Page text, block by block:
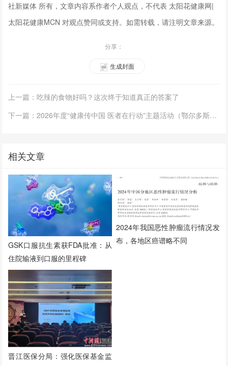
社新媒体 所有，文章内容系作者个人观点，不代表 太阳花健康网|
太阳花健康MCN 对观点赞同或支持。如需转载，请注明文章来源。
分享：
生成封面
上一篇：吃辣的食物好吗？这次终于知道真正的答案了
下一篇：2026年度“健康传中国 医者在行动”主题活动（鄂尔多斯站）科普专项行动举办
相关文章
GSK口服抗生素获FDA批准：从
住院输液到口服的里程碑
2024年我国恶性肿瘤流行情况发
布，各地区癌谱略不同
晋江医保分局：强化医保基金监